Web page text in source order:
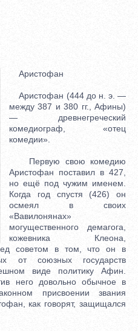
Аристофан
Аристофан (444 до н. э. —
между 387 и 380 гг., Афины)
— древнегреческий
комедиограф, «отец
комедии».
Первую свою комедию
Аристофан поставил в 427,
но ещё под чужим именем.
Когда год спустя (426) он
осмеял в своих
«Вавилонянах»
могущественного демагога,
кожевника Клеона,
советом в том, что он в
от союзных государств
виде политику Афин.
него довольно обычное в
присвоении звания
как говорят, защищался